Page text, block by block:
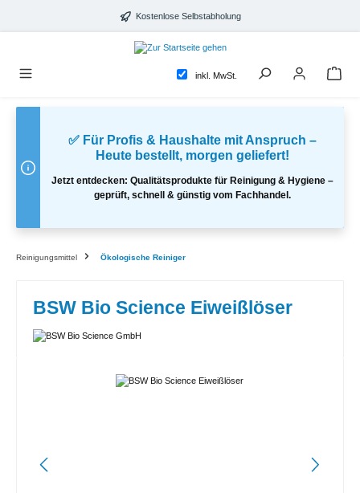
Kostenlose Selbstabholung
inkl. MwSt.
✅ Für Profis & Haushalte mit Anspruch –
Heute bestellt, morgen geliefert!
Jetzt entdecken: Qualitätsprodukte für Reinigung & Hygiene –
geprüft, schnell & günstig vom Fachhandel.
Reinigungsmittel Ökologische Reiniger
BSW Bio Science Eiweißlöser
Bildergalerie überspringen